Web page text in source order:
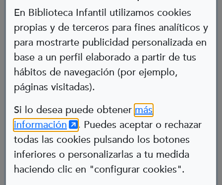
En Biblioteca Infantil utilizamos cookies
propias y de terceros para fines analíticos y
para mostrarte publicidad personalizada en
base a un perfil elaborado a partir de tus
hábitos de navegación (por ejemplo,
páginas visitadas).
Si lo desea puede obtener más
información (Abre en nueva ventana)
. Puedes aceptar o rechazar
todas las cookies pulsando los botones
inferiores o personalizarlas a tu medida
haciendo clic en "configurar cookies".
Nacho Pista
a: "Aquest partit el guanyarem"
Espina Bífida
Abre en nueva ventana